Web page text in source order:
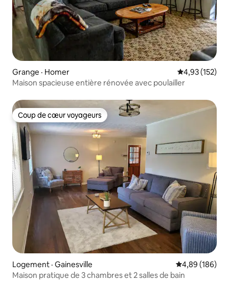
Grange · Homer Note
4,93 (152)
Maison spacieuse entière rénovée avec poulailler
Coup de cœur voyageurs
Coup de cœur voyageurs
Logement · Gainesville Note
4,89 (186)
Maison pratique de 3 chambres et 2 salles de bain